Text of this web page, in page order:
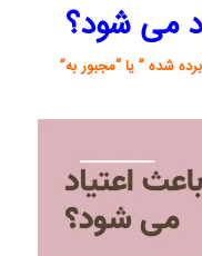
می شود؟
شده ” یا “مجبور به”